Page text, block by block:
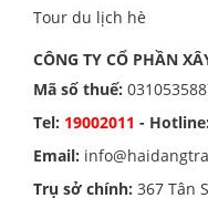
Tour du lịch hè
CÔNG TY CỔ PHẦN
Mã số thuế:
Tel: 19002011 - Hotline:
Email:
Trụ sở chính: 367 Tân